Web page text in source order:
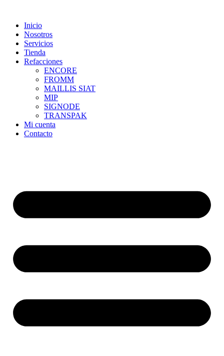
contentInicio
Nosotros
Servicios
Tienda
Refacciones
ENCORE
FROMM
MAILLIS SIAT
MIP
SIGNODE
TRANSPAK
Mi cuenta
Contacto